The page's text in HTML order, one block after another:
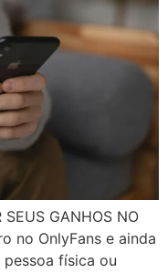
SEUS GANHOS NO
no OnlyFans e ainda
física ou